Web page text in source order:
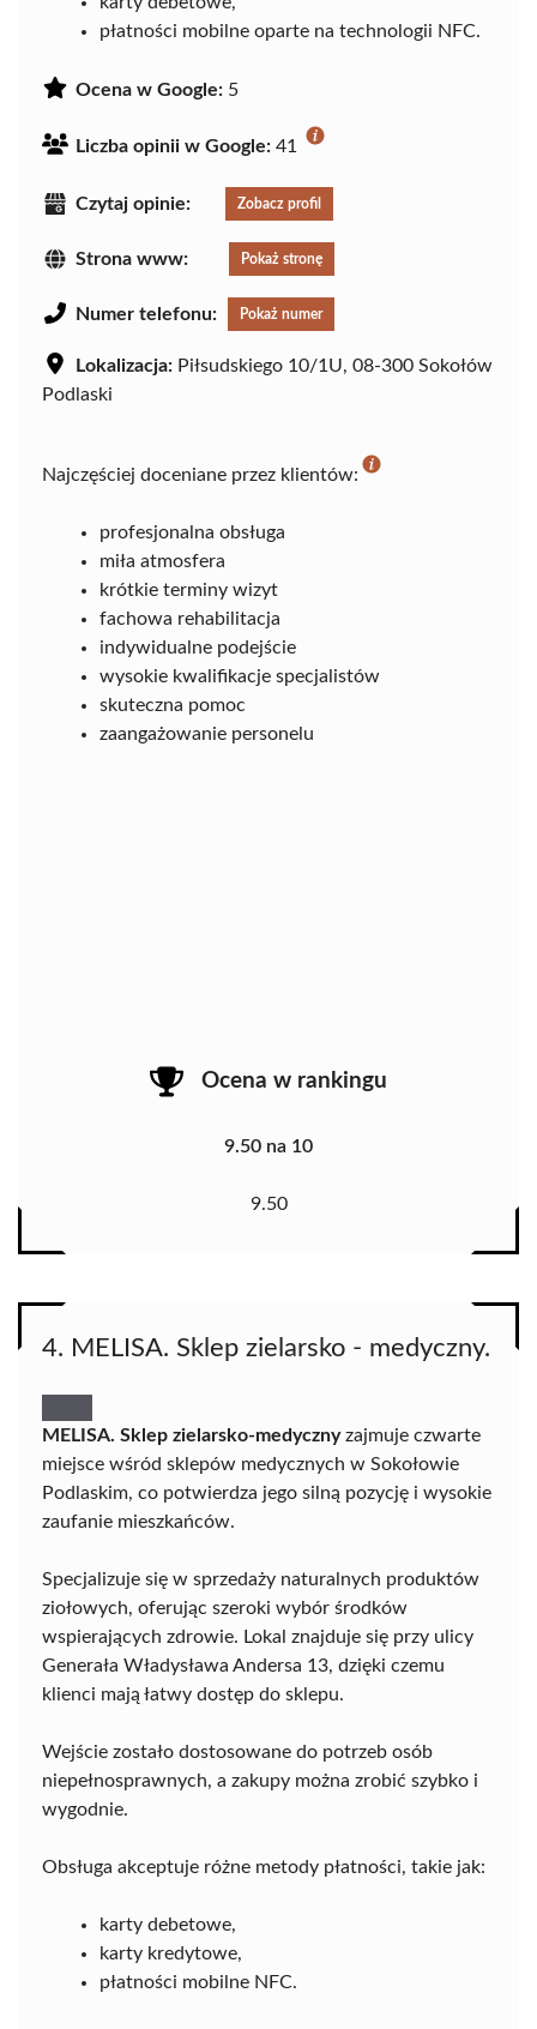
płatności mobilne oparte na technologii NFC.
Ocena w Google: 5
Liczba opinii w Google: 41
Czytaj opinie: Zobacz profil
Strona www: Pokaż stronę
Numer telefonu: Pokaż numer
Lokalizacja: Piłsudskiego 10/1U, 08-300 Sokołów
Podlaski
Najczęściej doceniane przez klientów:
profesjonalna obsługa
miła atmosfera
krótkie terminy wizyt
fachowa rehabilitacja
indywidualne podejście
wysokie kwalifikacje specjalistów
skuteczna pomoc
zaangażowanie personelu
Ocena w rankingu
9.50 na 10
9.50
4. MELISA. Sklep zielarsko - medyczny.
MELISA. Sklep zielarsko-medycznyzajmuje czwarte
miejsce wśród sklepów medycznych w Sokołowie
Podlaskim, co potwierdza jego silną pozycję i wysokie
zaufanie mieszkańców.
Specjalizuje się w sprzedaży naturalnych produktów
ziołowych, oferując szeroki wybór środków
wspierających zdrowie. Lokal znajduje się przy ulicy
Generała Władysława Andersa 13, dzięki czemu
klienci mają łatwy dostęp do sklepu.
Wejście zostało dostosowane do potrzeb osób
niepełnosprawnych, a zakupy można zrobić szybko i
wygodnie.
Obsługa akceptuje różne metody płatności, takie jak:
karty debetowe,
karty kredytowe,
płatności mobilne NFC.